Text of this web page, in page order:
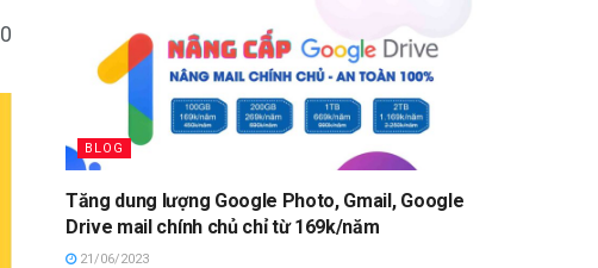
0
BLOG
Tăng dung lượng Google Photo, Gmail, Google
Drive mail chính chủ chỉ từ 169k/năm
21/06/2023